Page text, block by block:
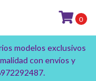
modelos exclusivos
con envíos y
0